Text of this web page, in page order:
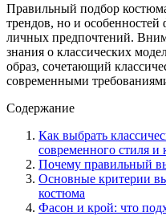
Правильный подбор
трендов, но и
личных предпочтений.
знания о классических
образ, сочетающий
современными
Содержание
Как выбрать
современного стиля и
Почему правильный
Основные критерии
костюма
Фасон и крой: что